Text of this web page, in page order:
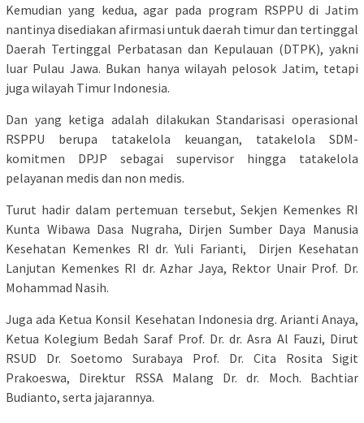
Kemudian yang kedua, agar pada program RSPPU di Jatim
nantinya disediakan afirmasi untuk daerah timur dan tertinggal
Daerah Tertinggal Perbatasan dan Kepulauan (DTPK), yakni
luar Pulau Jawa. Bukan hanya wilayah pelosok Jatim, tetapi
juga wilayah Timur Indonesia.
Dan yang ketiga adalah dilakukan Standarisasi operasional
RSPPU berupa tatakelola keuangan, tatakelola SDM-
komitmen DPJP sebagai supervisor hingga tatakelola
pelayanan medis dan non medis.
Turut hadir dalam pertemuan tersebut, Sekjen Kemenkes RI
Kunta Wibawa Dasa Nugraha, Dirjen Sumber Daya Manusia
Kesehatan Kemenkes RI dr. Yuli Farianti, Dirjen Kesehatan
Lanjutan Kemenkes RI dr. Azhar Jaya, Rektor Unair Prof. Dr.
Mohammad Nasih.
Juga ada Ketua Konsil Kesehatan Indonesia drg. Arianti Anaya,
Ketua Kolegium Bedah Saraf Prof. Dr. dr. Asra Al Fauzi, Dirut
RSUD Dr. Soetomo Surabaya Prof. Dr. Cita Rosita Sigit
Prakoeswa, Direktur RSSA Malang Dr. dr. Moch. Bachtiar
Budianto, serta jajarannya.